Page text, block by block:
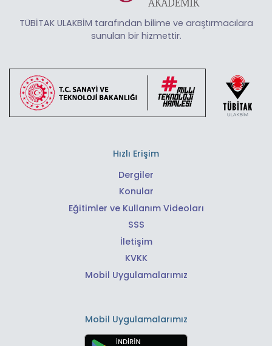
TÜBİTAK ULAKBİM tarafından bilime ve araştırmacılara
sunulan bir hizmettir.
Hızlı Erişim
Dergiler
Konular
Eğitimler ve Kullanım Videoları
SSS
İletişim
KVKK
Mobil Uygulamalarımız
Mobil Uygulamalarımız